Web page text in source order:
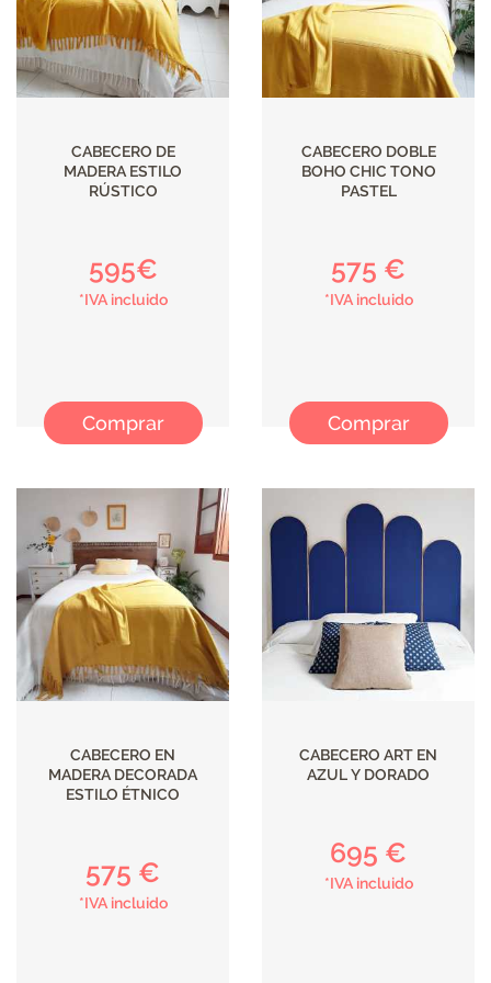
CABECERO DE
MADERA ESTILO
RÚSTICO
595€
*IVA incluido
Comprar
CABECERO DOBLE
BOHO CHIC TONO
PASTEL
575 €
*IVA incluido
Comprar
CABECERO EN
MADERA DECORADA
ESTILO ÉTNICO
575 €
*IVA incluido
CABECERO ART EN
AZUL Y DORADO
695 €
*IVA incluido